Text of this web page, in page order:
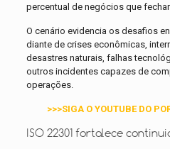
percentual de negócios que
O cenário evidencia os desafios
diante de crises econômicas,
desastres naturais, falhas
outros incidentes capazes de
operações.
>>>SIGA O YOUTUBE DO
ISO 22301 fortalece